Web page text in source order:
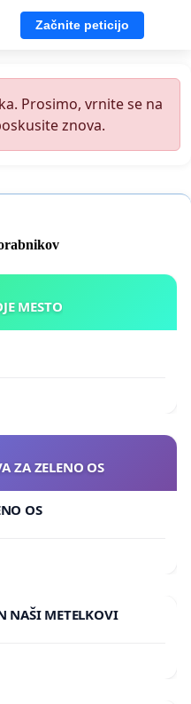
Začnite peticijo
Prosimo, vrnite se na
znova.
KAMNIK MOJE MESTO
ZA ZELENO OS
OS
NAŠI METELKOVI